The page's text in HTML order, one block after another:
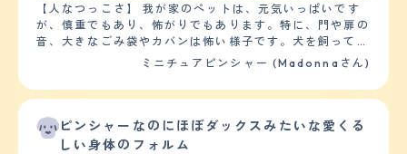
【人なつっこさ】 我が家のペットは、元気いっぱいです
が、慎重でもあり、怖がりでもあります。特に、門や扉の
音、大きなごみ袋やカバンは怖い様子です。犬を飼ってい
る人には人懐っこいですが、犬を飼っていない人にはなか
い人は特に怖がります。又、子供は基本的には嫌がりま
ペットととの相性はよく、大きい犬、小さい犬関係なくど
のペットともよく遊びます。特に、大きい犬との相性がよ
ミニチュアピンシャー (Madonnaさん)
ピンシャーなのにほぼダックスみたいな愛くる
しい身体のフォルム